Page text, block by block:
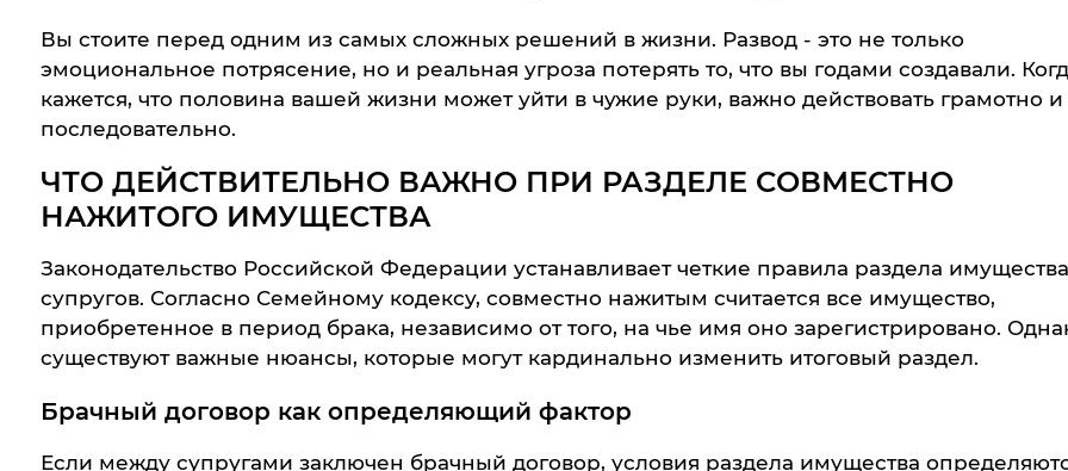
Вы стоите перед одним из самых сложных решений в жизни. Развод - это не только
эмоциональное потрясение, но и реальная угроза потерять то, что вы годами создавали.
кажется, что половина вашей жизни может уйти в чужие руки, важно действовать грамотно и
последовательно.
ЧТО ДЕЙСТВИТЕЛЬНО ВАЖНО ПРИ РАЗДЕЛЕ СОВМЕСТНО
НАЖИТОГО ИМУЩЕСТВА
Законодательство Российской Федерации устанавливает четкие правила раздела имущества
супругов. Согласно Семейному кодексу, совместно нажитым считается все имущество,
приобретенное в период брака, независимо от того, на чье имя оно зарегистрировано.
существуют важные нюансы, которые могут кардинально изменить итоговый раздел.
Брачный договор как определяющий фактор
Если между супругами заключен брачный договор, условия раздела имущества